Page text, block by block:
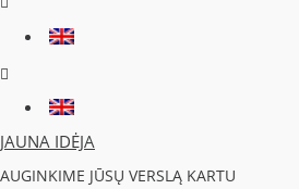
JAUNA IDĖJA
AUGINKIME JŪSŲ VERSLĄ KARTU